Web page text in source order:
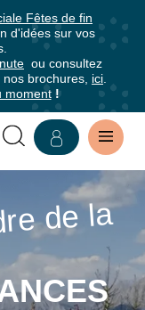
Fêtes de fin
d'idées sur vos
ou consultez
nos brochures, ici
moment!
de la